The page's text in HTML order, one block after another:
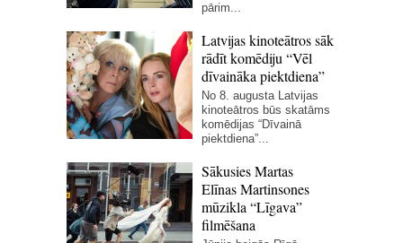
pārim...
Latvijas kinoteātros sāk
rādīt komēdiju “Vēl
dīvaināka piektdiena”
No 8. augusta Latvijas
kinoteātros būs skatāms
komēdijas “Dīvainā
piektdiena”...
Sākusies Martas
Elīnas Martinsones
mūzikla “Līgava”
filmēšana